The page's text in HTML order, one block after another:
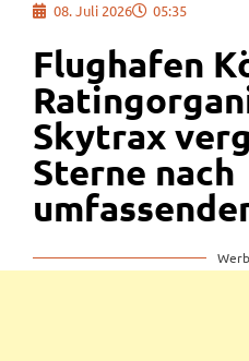
08. Juli 2026 05:35
Flughafen
Skytrax
Sterne nach